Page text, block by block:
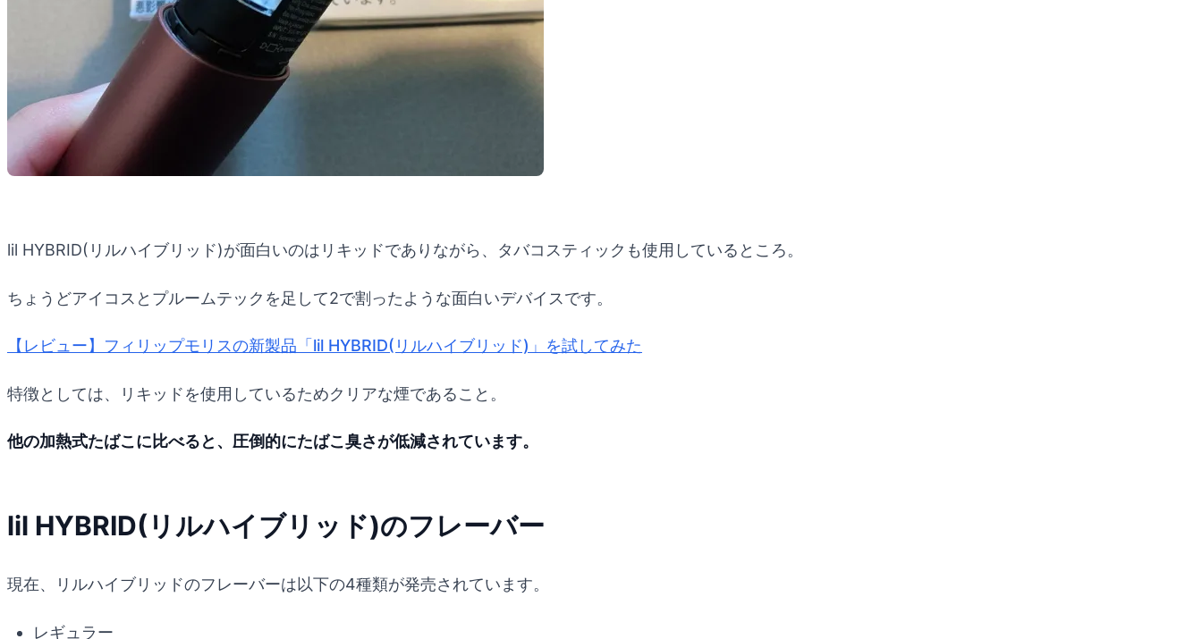
lil HYBRID(リルハイブリッド)が面白いのはリキッドでありながら、タバコスティックも使用しているところ。
ちょうどアイコスとプルームテックを足して2で割ったような面白いデバイスです。
【レビュー】フィリップモリスの新製品「lil HYBRID(リルハイブリッド)」を試してみた
特徴としては、リキッドを使用しているためクリアな煙であること。
他の加熱式たばこに比べると、圧倒的にたばこ臭さが低減されています。
lil HYBRID(リルハイブリッド)のフレーバー
現在、リルハイブリッドのフレーバーは以下の4種類が発売されています。
レギュラー